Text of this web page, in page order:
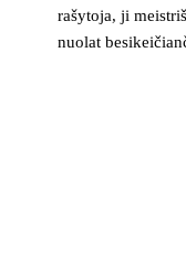
rašytoja, ji
nuolat